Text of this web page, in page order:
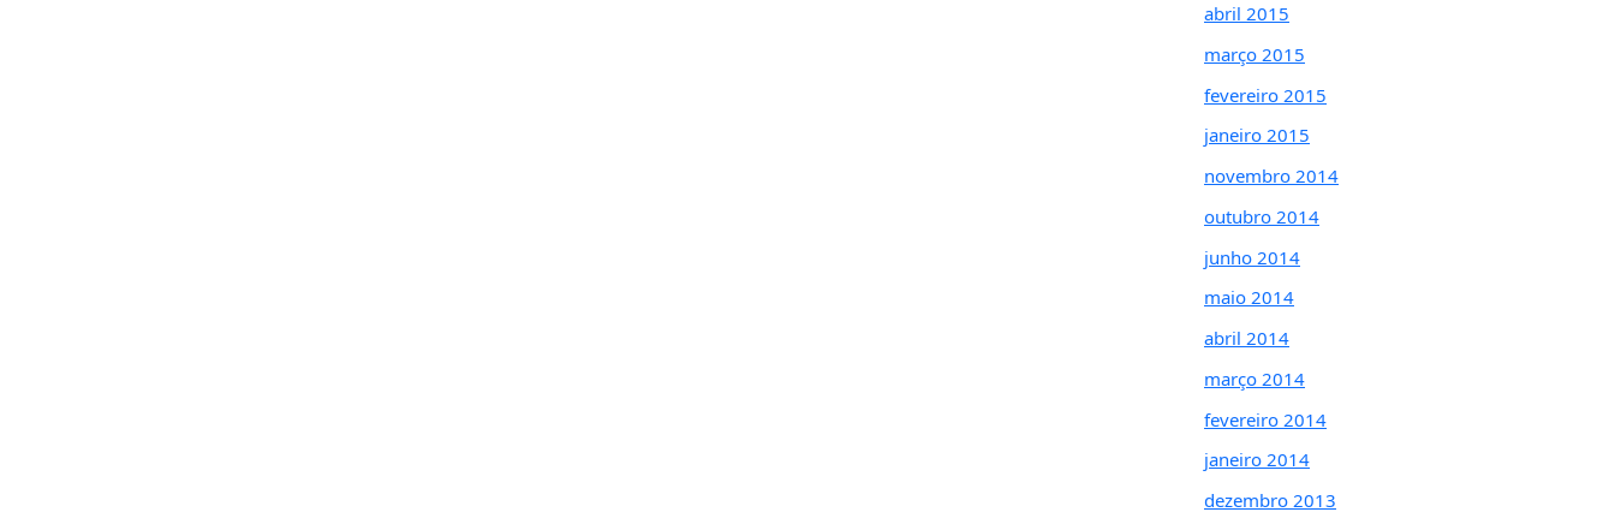
abril 2015
março 2015
fevereiro 2015
janeiro 2015
novembro 2014
outubro 2014
junho 2014
maio 2014
abril 2014
março 2014
fevereiro 2014
janeiro 2014
dezembro 2013